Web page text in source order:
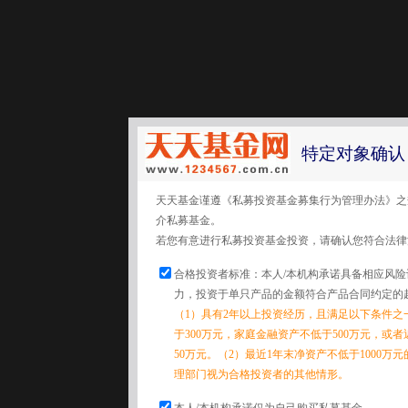
特定对象确认
天天基金谨遵《私募投资基金募集行为管理办法》
介私募基金。
若您有意进行私募投资基金投资，请确认您符合法
合格投资者标准：本人/本机构承诺具备相应风
力，投资于单只产品的金额符合产品合同约定的
（1）具有2年以上投资经历，且满足以下条件
于300万元，家庭金融资产不低于500万元，或
50万元。（2）最近1年末净资产不低于1000万
理部门视为合格投资者的其他情形。